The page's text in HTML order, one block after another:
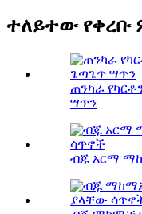
ተለይተው የቀረቡ
ጠንካራ
ሣጥን
ብጁ አርማ